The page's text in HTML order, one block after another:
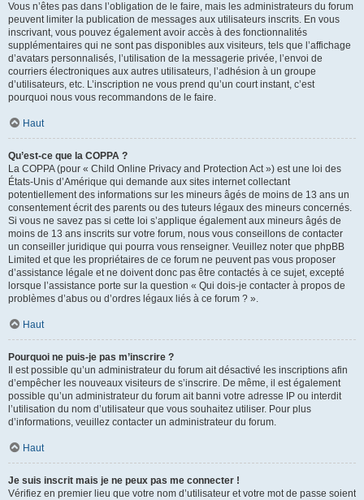
Vous n’êtes pas dans l’obligation de le faire, mais les administrateurs du forum
peuvent limiter la publication de messages aux utilisateurs inscrits. En vous
inscrivant, vous pouvez également avoir accès à des fonctionnalités
supplémentaires qui ne sont pas disponibles aux visiteurs, tels que l’affichage
d’avatars personnalisés, l’utilisation de la messagerie privée, l’envoi de
courriers électroniques aux autres utilisateurs, l’adhésion à un groupe
d’utilisateurs, etc. L’inscription ne vous prend qu’un court instant, c’est
pourquoi nous vous recommandons de le faire.
Haut
Qu’est-ce que la COPPA ?
La COPPA (pour « Child Online Privacy and Protection Act ») est une loi des
États-Unis d’Amérique qui demande aux sites internet collectant
potentiellement des informations sur les mineurs âgés de moins de 13 ans un
consentement écrit des parents ou des tuteurs légaux des mineurs concernés.
Si vous ne savez pas si cette loi s’applique également aux mineurs âgés de
moins de 13 ans inscrits sur votre forum, nous vous conseillons de contacter
un conseiller juridique qui pourra vous renseigner. Veuillez noter que phpBB
Limited et que les propriétaires de ce forum ne peuvent pas vous proposer
d’assistance légale et ne doivent donc pas être contactés à ce sujet, excepté
lorsque l’assistance porte sur la question « Qui dois-je contacter à propos de
problèmes d’abus ou d’ordres légaux liés à ce forum ? ».
Haut
Pourquoi ne puis-je pas m’inscrire ?
Il est possible qu’un administrateur du forum ait désactivé les inscriptions afin
d’empêcher les nouveaux visiteurs de s’inscrire. De même, il est également
possible qu’un administrateur du forum ait banni votre adresse IP ou interdit
l’utilisation du nom d’utilisateur que vous souhaitez utiliser. Pour plus
d’informations, veuillez contacter un administrateur du forum.
Haut
Je suis inscrit mais je ne peux pas me connecter !
Vérifiez en premier lieu que votre nom d’utilisateur et votre mot de passe soient